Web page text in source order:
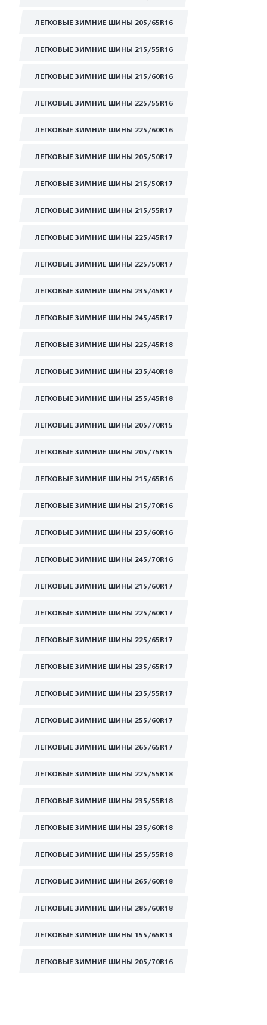
ЛЕГКОВЫЕ ЗИМНИЕ ШИНЫ 205/65R16
ЛЕГКОВЫЕ ЗИМНИЕ ШИНЫ 215/55R16
ЛЕГКОВЫЕ ЗИМНИЕ ШИНЫ 215/60R16
ЛЕГКОВЫЕ ЗИМНИЕ ШИНЫ 225/55R16
ЛЕГКОВЫЕ ЗИМНИЕ ШИНЫ 225/60R16
ЛЕГКОВЫЕ ЗИМНИЕ ШИНЫ 205/50R17
ЛЕГКОВЫЕ ЗИМНИЕ ШИНЫ 215/50R17
ЛЕГКОВЫЕ ЗИМНИЕ ШИНЫ 215/55R17
ЛЕГКОВЫЕ ЗИМНИЕ ШИНЫ 225/45R17
ЛЕГКОВЫЕ ЗИМНИЕ ШИНЫ 225/50R17
ЛЕГКОВЫЕ ЗИМНИЕ ШИНЫ 235/45R17
ЛЕГКОВЫЕ ЗИМНИЕ ШИНЫ 245/45R17
ЛЕГКОВЫЕ ЗИМНИЕ ШИНЫ 225/45R18
ЛЕГКОВЫЕ ЗИМНИЕ ШИНЫ 235/40R18
ЛЕГКОВЫЕ ЗИМНИЕ ШИНЫ 255/45R18
ЛЕГКОВЫЕ ЗИМНИЕ ШИНЫ 205/70R15
ЛЕГКОВЫЕ ЗИМНИЕ ШИНЫ 205/75R15
ЛЕГКОВЫЕ ЗИМНИЕ ШИНЫ 215/65R16
ЛЕГКОВЫЕ ЗИМНИЕ ШИНЫ 215/70R16
ЛЕГКОВЫЕ ЗИМНИЕ ШИНЫ 235/60R16
ЛЕГКОВЫЕ ЗИМНИЕ ШИНЫ 245/70R16
ЛЕГКОВЫЕ ЗИМНИЕ ШИНЫ 215/60R17
ЛЕГКОВЫЕ ЗИМНИЕ ШИНЫ 225/60R17
ЛЕГКОВЫЕ ЗИМНИЕ ШИНЫ 225/65R17
ЛЕГКОВЫЕ ЗИМНИЕ ШИНЫ 235/65R17
ЛЕГКОВЫЕ ЗИМНИЕ ШИНЫ 235/55R17
ЛЕГКОВЫЕ ЗИМНИЕ ШИНЫ 255/60R17
ЛЕГКОВЫЕ ЗИМНИЕ ШИНЫ 265/65R17
ЛЕГКОВЫЕ ЗИМНИЕ ШИНЫ 225/55R18
ЛЕГКОВЫЕ ЗИМНИЕ ШИНЫ 235/55R18
ЛЕГКОВЫЕ ЗИМНИЕ ШИНЫ 235/60R18
ЛЕГКОВЫЕ ЗИМНИЕ ШИНЫ 255/55R18
ЛЕГКОВЫЕ ЗИМНИЕ ШИНЫ 265/60R18
ЛЕГКОВЫЕ ЗИМНИЕ ШИНЫ 285/60R18
ЛЕГКОВЫЕ ЗИМНИЕ ШИНЫ 155/65R13
ЛЕГКОВЫЕ ЗИМНИЕ ШИНЫ 205/70R16